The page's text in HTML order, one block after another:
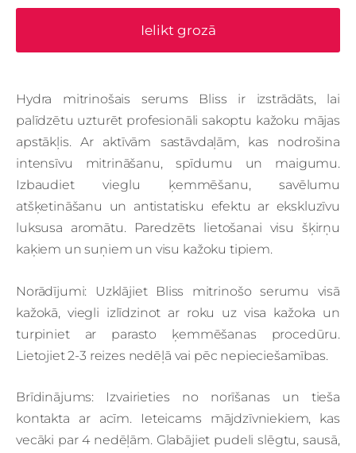
Ielikt grozā
Hydra mitrinošais serums Bliss ir izstrādāts, lai
palīdzētu uzturēt profesionāli sakoptu kažoku mājas
apstākļis.
Ar aktīvām sastāvdaļām, kas nodrošina
intensīvu mitrināšanu, spīdumu un maigumu.
Izbaudiet vieglu ķemmēšanu, savēlumu
atšķetināšanu un antistatisku efektu ar ekskluzīvu
luksusa aromātu.
Paredzēts lietošanai visu šķirņu
kaķiem un suņiem un visu kažoku tipiem.
Norādījumi: Uzklājiet Bliss mitrinošo serumu visā
kažokā, viegli izlīdzinot ar roku uz visa kažoka un
turpiniet ar parasto ķemmēšanas procedūru.
Lietojiet 2-3 reizes nedēļā vai pēc nepieciešamības.
Brīdinājums: Izvairieties no norīšanas un tieša
kontakta ar acīm. Ieteicams mājdzīvniekiem, kas
vecāki par 4 nedēļām. Glabājiet pudeli slēgtu, sausā,